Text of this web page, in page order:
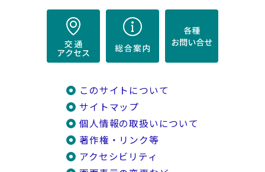
このサイトについて
サイトマップ
個人情報の取扱いについて
著作権・リンク等
アクセシビリティ